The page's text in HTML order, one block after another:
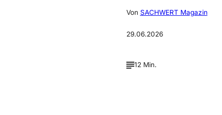
Von SACHWERT Magazin
29.06.2026
12 Min.